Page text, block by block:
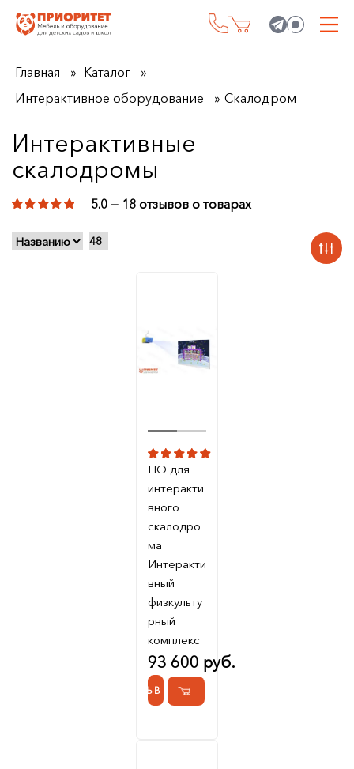
Главная
Каталог
Интерактивное оборудование
Скалодром
Интерактивные
скалодромы
5.0 — 18 отзывов о товарах
ПО для
интеракти
вного
скалодро
ма
Интеракти
вный
физкульту
рный
комплекс
93 600 руб.
КУПИТЬ В 1 КЛИК